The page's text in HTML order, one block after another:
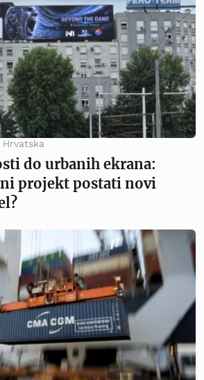
Hrvatska
do urbanih ekrana:
projekt postati novi